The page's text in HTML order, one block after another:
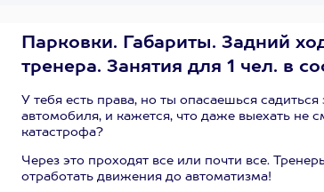
Парковки. Габариты. Задний
тренера. Занятия для 1 чел. в
У тебя есть права, но ты опасаешься
автомобиля, и кажется, что даже выехать не
катастрофа?
Через это проходят все или почти все.
отработать движения до автоматизма!